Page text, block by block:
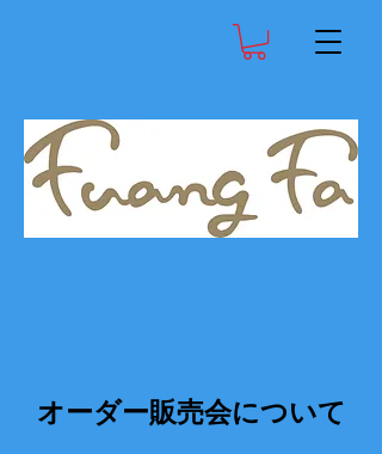
オーダー販売会について